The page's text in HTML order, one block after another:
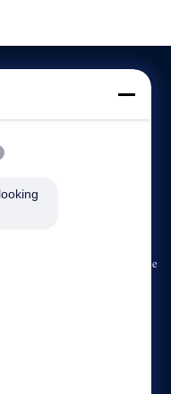
de Jiading, Changhaï, Chine